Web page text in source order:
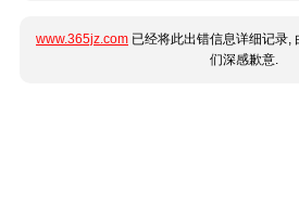
www.365jz.com 已经将此出错信息详细记录,
们深感歉意.